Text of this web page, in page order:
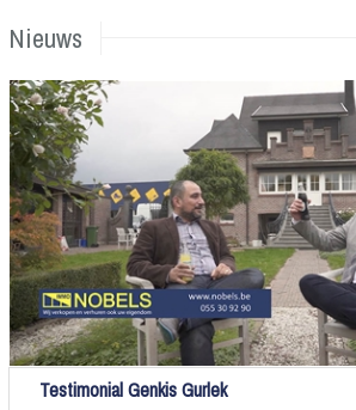
Nieuws
Testimonial Genkis Gurlek